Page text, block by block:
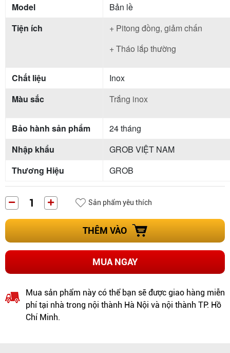
Model
Bản lề
Tiện ích
+ Pitong đồng, giảm chấn
+ Tháo lắp thường
Chất liệu
Inox
Màu sắc
Trắng inox
Bảo hành sản phẩm
24 tháng
Nhập khẩu
GROB VIỆT NAM
Thương Hiệu
GROB
Sản phẩm yêu thích
THÊM VÀO
MUA NGAY
Mua sản phẩm này có thể bạn sẽ được giao hàng miễn
phí tại nhà trong nội thành Hà Nội và nội thành TP. Hồ
Chí Minh.